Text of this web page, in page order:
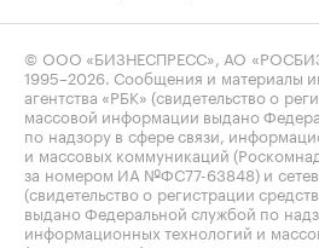
© ООО «БИЗНЕСПРЕСС», АО
1995–2026 . Сообщения и материалы
агентства «РБК» (свидетельство о
массовой информации выдано
по надзору в сфере связи,
и массовых коммуникаций
за номером ИА №ФС77-63848) и
(свидетельство о регистрации
выдано Федеральной службой по
информационных технологий и